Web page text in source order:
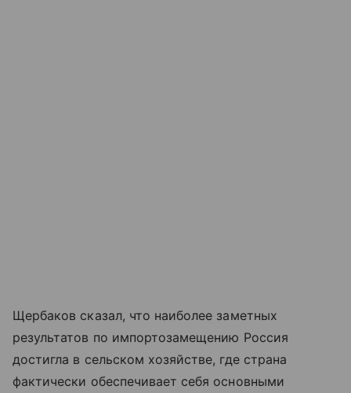
Щербаков сказал, что наиболее заметных
результатов по импортозамещению Россия
достигла в сельском хозяйстве, где страна
фактически обеспечивает себя основными